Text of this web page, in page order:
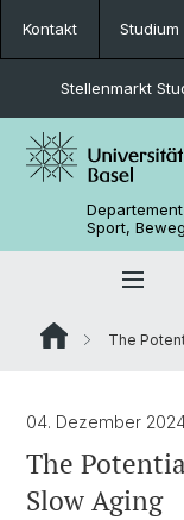
Kontakt Studium
Stellenmarkt
Sport,
The
04. Dezember
The
Slow Aging